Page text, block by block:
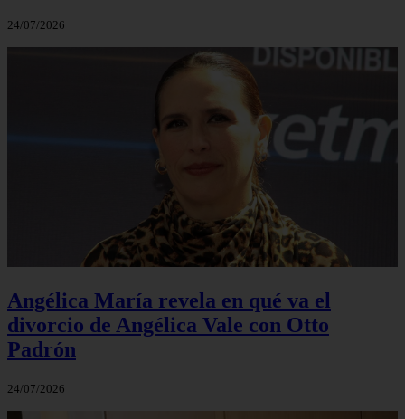
24/07/2026
Angélica María revela en qué va el
divorcio de Angélica Vale con Otto
Padrón
24/07/2026